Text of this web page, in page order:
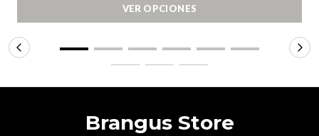
VER OPCIONES
Brangus Store